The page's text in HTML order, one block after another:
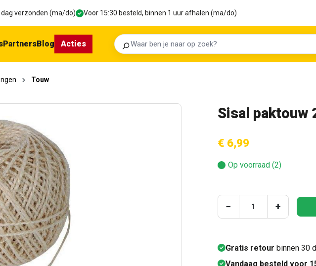
verzonden (ma/do) Voor 15:30 besteld, binnen 1 uur afhalen (ma/do)
Zoeken
PartnersBlog Acties
Touw
Sisal paktouw
€ 6,99
Op voorraad (2)
− +
Gratis retour binnen 30
Vandaag besteld voor